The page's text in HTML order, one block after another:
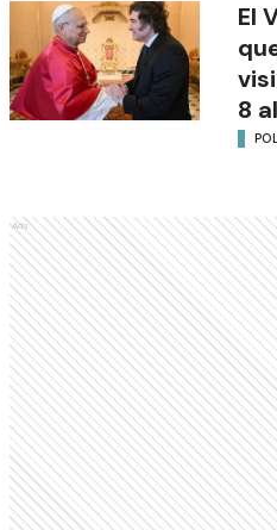
El
8
Ads